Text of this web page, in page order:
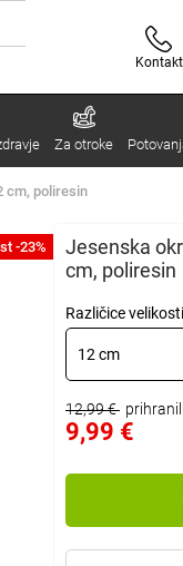
Kontakt
Za otroke
cm, poliresin
-23%
Jesenska
cm, poliresin
Različice
12 cm
12,99 €
9,99 €